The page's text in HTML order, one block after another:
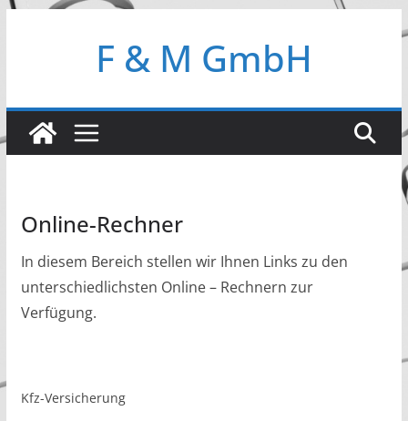
F & M GmbH
Online-Rechner
In diesem Bereich stellen wir Ihnen Links zu den
unterschiedlichsten Online – Rechnern zur
Verfügung.
Kfz-Versicherung